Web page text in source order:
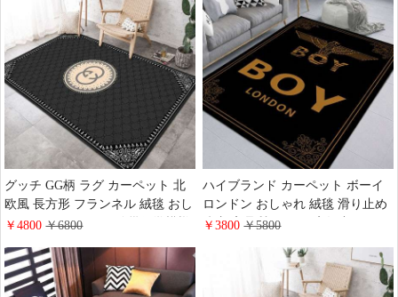
玄関 インテリア
グッチ GG柄 ラグ カーペット 北
欧風 長方形 フランネル 絨毯 おし
ゃれ GUCCI 円形ロゴ 幾何学模様
ト 寝室 インテリア ハイブランド
大人気
￥4800￥6800
ハイブランド カーペット ボーイ
ロンドン おしゃれ 絨毯 滑り止め
防塵 高品質 ホテル 店舗 部屋 イ
ット 大判 洗える オールシーズン
ラグ カーペット
￥3800￥5800